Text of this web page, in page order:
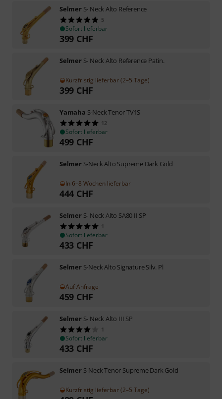
Selmer S- Neck Alto Reference
5
Sofort lieferbar
399 CHF
Selmer S- Neck Alto Reference Patin.
Kurzfristig lieferbar (2–5 Tage)
399 CHF
Yamaha S-Neck Tenor TV1S
12
Sofort lieferbar
499 CHF
Selmer S-Neck Alto Supreme Dark Gold
In 6–8 Wochen lieferbar
444 CHF
Selmer S- Neck Alto SA80 II SP
1
Sofort lieferbar
433 CHF
Selmer S-Neck Alto Signature Silv. Pl
Auf Anfrage
459 CHF
Selmer S- Neck Alto III SP
1
Sofort lieferbar
433 CHF
Selmer S-Neck Tenor Supreme Dark Gold
Kurzfristig lieferbar (2–5 Tage)